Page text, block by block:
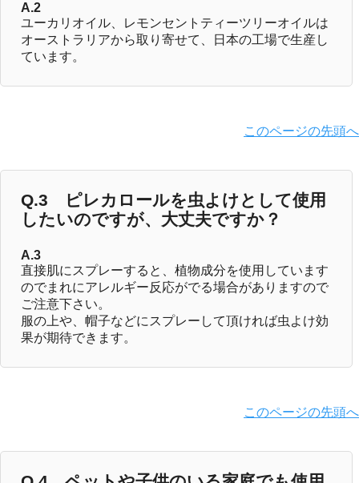
A.2
ユーカリオイル、レモンセントティーツリーオイルは
オーストラリアから取り寄せて、日本の工場で生産し
ています。
このページの先頭へ
Q.3 ピレカロールを虫よけとして使用
したいのですが、大丈夫ですか？
A.3
直接肌にスプレーすると、植物成分を使用しています
のでまれにアレルギー反応がでる場合がありますので
ご注意下さい。
服の上や、帽子などにスプレーして頂ければ虫よけ効
果が期待できます。
このページの先頭へ